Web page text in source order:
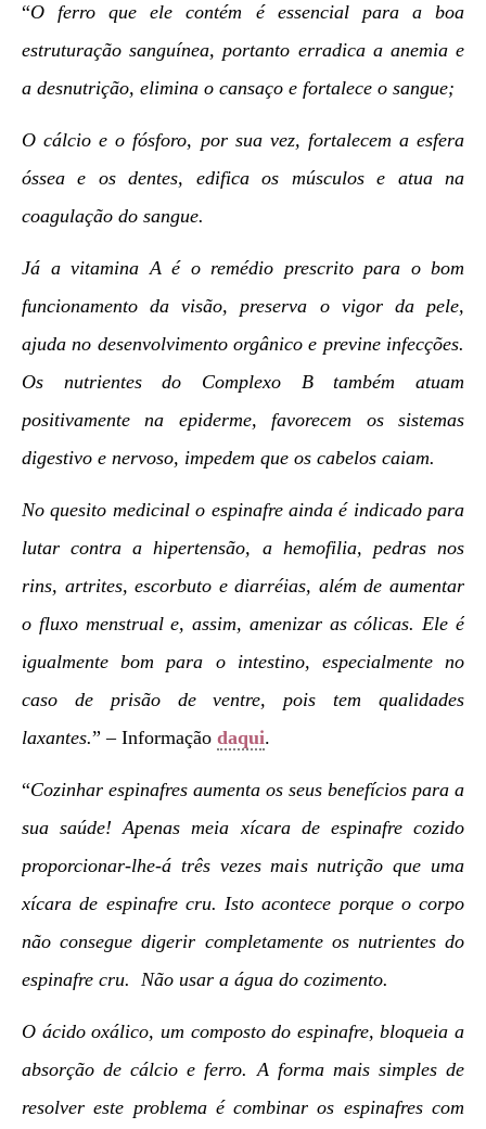
“O ferro que ele contém é essencial para a boa
estruturação sanguínea, portanto erradica a anemia e
a desnutrição, elimina o cansaço e fortalece o sangue;
O cálcio e o fósforo, por sua vez, fortalecem a esfera
óssea e os dentes, edifica os músculos e atua na
coagulação do sangue.
Já a vitamina A é o remédio prescrito para o bom
funcionamento da visão, preserva o vigor da pele,
ajuda no desenvolvimento orgânico e previne infecções.
Os nutrientes do Complexo B também atuam
positivamente na epiderme, favorecem os sistemas
digestivo e nervoso, impedem que os cabelos caiam.
No quesito medicinal o espinafre ainda é indicado para
lutar contra a hipertensão, a hemofilia, pedras nos
rins, artrites, escorbuto e diarréias, além de aumentar
o fluxo menstrual e, assim, amenizar as cólicas. Ele é
igualmente bom para o intestino, especialmente no
caso de prisão de ventre, pois tem qualidades
laxantes.” – Informação daqui.
“Cozinhar espinafres aumenta os seus benefícios para a
sua saúde! Apenas meia xícara de espinafre cozido
proporcionar-lhe-á três vezes mais nutrição que uma
xícara de espinafre cru. Isto acontece porque o corpo
não consegue digerir completamente os nutrientes do
espinafre cru. Não usar a água do cozimento.
O ácido oxálico, um composto do espinafre, bloqueia a
absorção de cálcio e ferro. A forma mais simples de
resolver este problema é combinar os espinafres com